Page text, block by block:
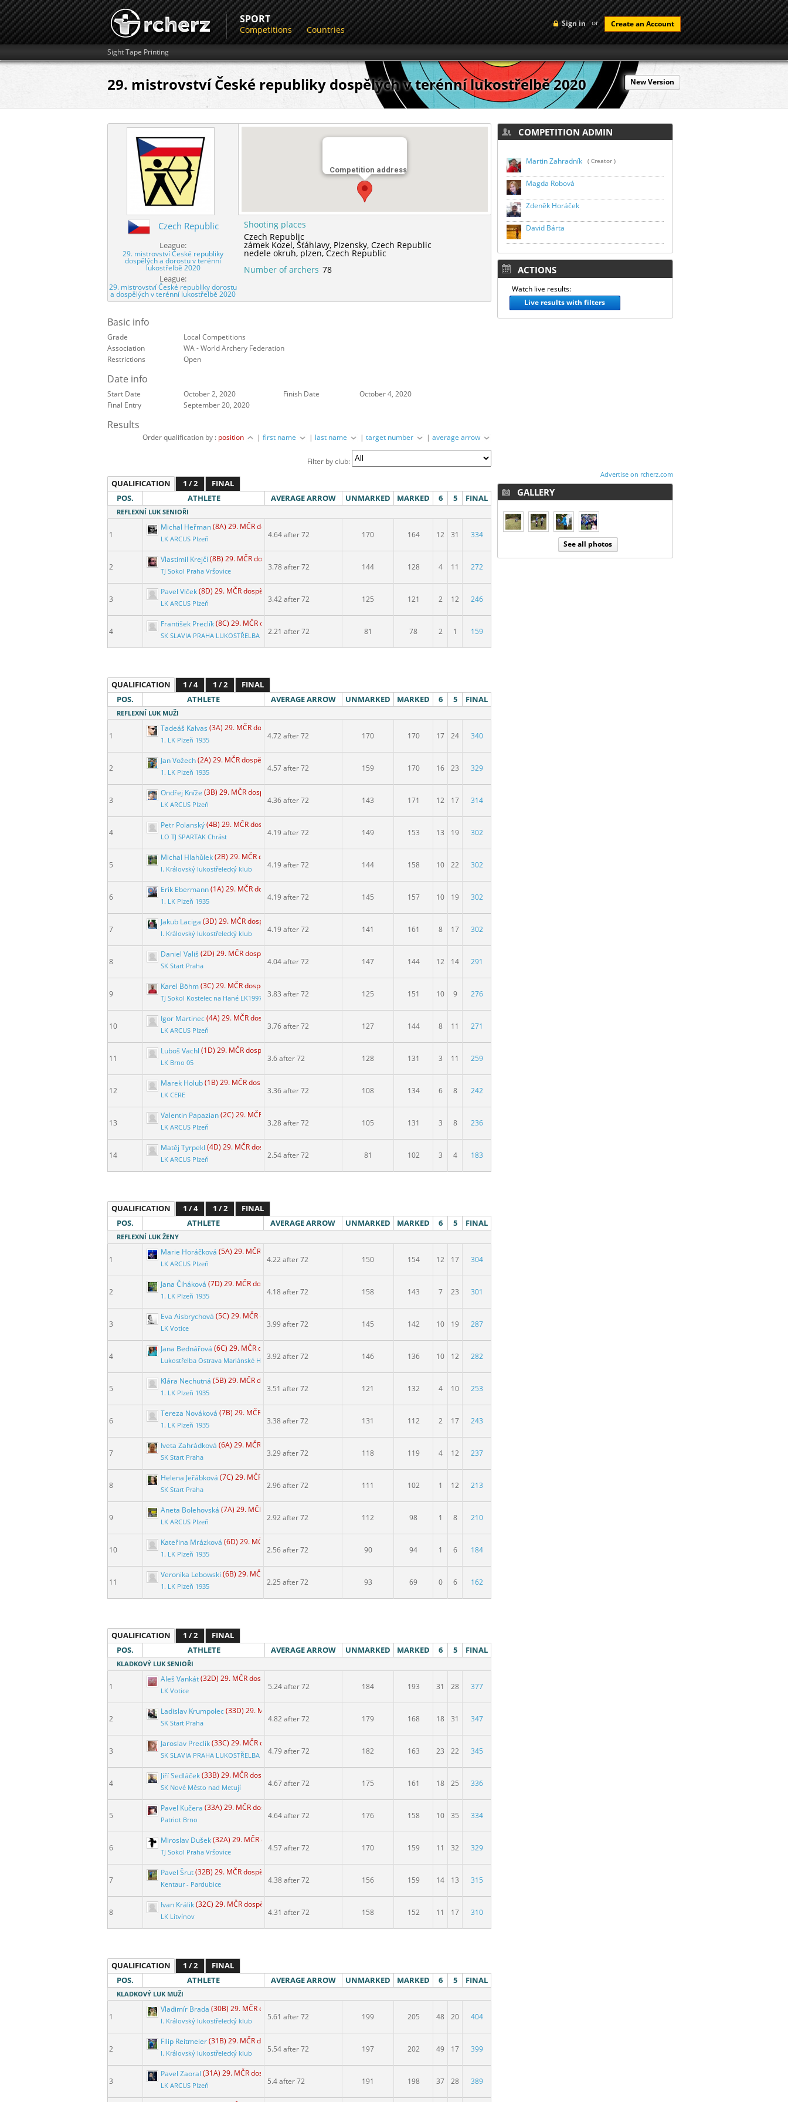
Sign in or Create an Account
SPORT
Competitions Countries
Sight Tape Printing
29. mistrovství České republiky dospělých v terénní lukostřelbě 2020 New Version
Competition address
Czech Republic
League:
29. mistrovství České republiky
dospělých a dorostu v terénní
lukostřelbě 2020
League:
29. mistrovství České republiky dorostu
a dospělých v terénní lukostřelbě 2020
Shooting places
Czech Republic
zámek Kozel,Šťáhlavy, Plzensky,Czech Republic
nedele okruh, plzen,Czech Republic
Number of archers 78
Basic info
Grade
Local Competitions
Association
WA - World Archery Federation
Restrictions
Open
Date info
Start Date October 2, 2020 Finish Date
October 4, 2020
Final Entry
September 20, 2020
Results
Order qualification by : position |first name | last name |target number |average arrow
Filter by club:
QUALIFICATION 1 / 2
FINAL
POS.
ATHLETE AVERAGE ARROW UNMARKED MARKED 6 5 FINAL
REFLEXNÍ LUK SENIOŘI
1
Michal Heřman(8A) 29. MČR dospělých
LK ARCUS Plzeň 4.64 after 72 170 164 12 31 334
2
Vlastimil Krejčí(8B) 29. MČR dospělých
TJ Sokol Praha Vršovice 3.78 after 72 144 128 4 11 272
3
Pavel Vlček(8D) 29. MČR dospělých
LK ARCUS Plzeň 3.42 after 72 125 121 2 12 246
4
František Preclík(8C) 29. MČR dospělých
SK SLAVIA PRAHA LUKOSTŘELBA 2.21 after 72 81 78 2 1 159
QUALIFICATION 1 / 4 1 / 2
FINAL
POS.
ATHLETE AVERAGE ARROW UNMARKED MARKED 6 5 FINAL
REFLEXNÍ LUK MUŽI
1
Tadeáš Kalvas (3A) 29. MČR dospělých
1. LK Plzeň 1935 4.72 after 72 170 170 17 24 340
2
Jan Vožech(2A) 29. MČR dospělých
1. LK Plzeň 1935 4.57 after 72 159 170 16 23 329
3
Ondřej Kníže (3B) 29. MČR dospělých
LK ARCUS Plzeň 4.36 after 72 143 171 12 17 314
4
Petr Polanský(4B) 29. MČR dospělých
LO TJ SPARTAK Chrást 4.19 after 72 149 153 13 19 302
5
Michal Hlahůlek(2B) 29. MČR dospělých
I. Královský lukostřelecký klub 4.19 after 72 144 158 10 22 302
6
Erik Ebermann(1A) 29. MČR dospělých
1. LK Plzeň 1935 4.19 after 72 145 157 10 19 302
7
Jakub Laciga (3D) 29. MČR dospělých
I. Královský lukostřelecký klub 4.19 after 72 141 161 8 17 302
8
Daniel Vališ (2D) 29. MČR dospělých
SK Start Praha 4.04 after 72 147 144 12 14 291
9
Karel Böhm(3C) 29. MČR dospělých
TJ Sokol Kostelec na Hané LK1997 3.83 after 72 125 151 10 9 276
10
Igor Martinec(4A) 29. MČR dospělých
LK ARCUS Plzeň 3.76 after 72 127 144 8 11 271
11
Luboš Vachl (1D) 29. MČR dospělých
LK Brno 05 3.6 after 72 128 131 3 11 259
12
Marek Holub(1B) 29. MČR dospělých
LK CERE 3.36 after 72 108 134 6 8 242
13
Valentin Papazian(2C) 29. MČR dospělých
LK ARCUS Plzeň 3.28 after 72 105 131 3 8 236
14
Matěj Tyrpekl (4D) 29. MČR dospělých
LK ARCUS Plzeň 2.54 after 72 81 102 3 4 183
QUALIFICATION 1 / 4 1 / 2
FINAL
POS.
ATHLETE AVERAGE ARROW UNMARKED MARKED 6 5 FINAL
REFLEXNÍ LUK ŽENY
1
Marie Horáčková (5A) 29. MČR dospělých
LK ARCUS Plzeň 4.22 after 72 150 154 12 17 304
2
Jana Čiháková (7D) 29. MČR dospělých
1. LK Plzeň 1935 4.18 after 72 158 143 7 23 301
3
Eva Aisbrychová (5C) 29. MČR dospělých
LK Votice 3.99 after 72 145 142 10 19 287
4
Jana Bednářová (6C) 29. MČR dospělých
Lukostřelba Ostrava Mariánské Hory3.92 after 72 146 136 10 12 282
5
Klára Nechutná (5B) 29. MČR dospělých
1. LK Plzeň 1935 3.51 after 72 121 132 4 10 253
6
Tereza Nováková (7B) 29. MČR dospělých
1. LK Plzeň 1935 3.38 after 72 131 112 2 17 243
7
Iveta Zahrádková (6A) 29. MČR dospělých
SK Start Praha 3.29 after 72 118 119 4 12 237
8
Helena Jeřábková (7C) 29. MČR dospělých
SK Start Praha 2.96 after 72 111 102 1 12 213
9
Aneta Bolehovská (7A) 29. MČR dospělých
LK ARCUS Plzeň 2.92 after 72 112 98 1 8 210
10
Kateřina Mrázková (6D) 29. MČR dospělých
1. LK Plzeň 1935 2.56 after 72 90 94 1 6 184
11
Veronika Lebowski (6B) 29. MČR dospělých
1. LK Plzeň 1935 2.25 after 72 93 69 0 6 162
QUALIFICATION 1 / 2
FINAL
POS.
ATHLETE AVERAGE ARROW UNMARKED MARKED 6 5 FINAL
KLADKOVÝ LUK SENIOŘI
1
Aleš Vankát(32D) 29. MČR dospělých
LK Votice 5.24 after 72 184 193 31 28 377
2
Ladislav Krumpolec(33D) 29. MČR dospělých
SK Start Praha 4.82 after 72 179 168 18 31 347
3
Jaroslav Preclík(33C) 29. MČR dospělých
SK SLAVIA PRAHA LUKOSTŘELBA 4.79 after 72 182 163 23 22 345
4
Jiří Sedláček(33B) 29. MČR dospělých
SK Nové Město nad Metují 4.67 after 72 175 161 18 25 336
5
Pavel Kučera (33A) 29. MČR dospělých
Patriot Brno 4.64 after 72 176 158 10 35 334
6
Miroslav Dušek(32A) 29. MČR dospělých
TJ Sokol Praha Vršovice 4.57 after 72 170 159 11 32 329
7
Pavel Šrut(32B) 29. MČR dospělých
Kentaur - Pardubice 4.38 after 72 156 159 14 13 315
8
Ivan Králik(32C) 29. MČR dospělých
LK Litvínov 4.31 after 72 158 152 11 17 310
QUALIFICATION 1 / 2
FINAL
POS.
ATHLETE AVERAGE ARROW UNMARKED MARKED 6 5 FINAL
KLADKOVÝ LUK MUŽI
1
Vladimír Brada (30B) 29. MČR dospělých
I. Královský lukostřelecký klub 5.61 after 72 199 205 48 20 404
2
Filip Reitmeier(31B) 29. MČR dospělých
I. Královský lukostřelecký klub 5.54 after 72 197 202 49 17 399
3
Pavel Zaoral (31A) 29. MČR dospělých
LK ARCUS Plzeň 5.4 after 72 191 198 37 28 389
COMPETITION ADMIN
Martin Zahradník ( Creator )
Magda Robová
Zdeněk Horáček
David Bárta
ACTIONS
Watch live results:
Live results with filters
Advertise on rcherz.com
GALLERY
See all photos